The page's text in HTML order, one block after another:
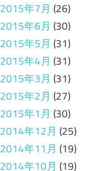
2015年7月 (26)
2015年6月 (30)
2015年5月 (31)
2015年4月 (31)
2015年3月 (31)
2015年2月 (27)
2015年1月 (30)
2014年12月 (25)
2014年11月 (19)
2014年10月 (19)